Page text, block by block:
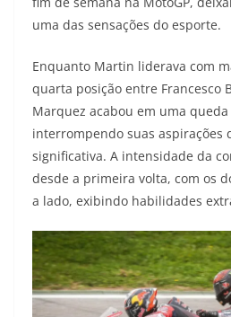
uma das sensações do esporte.
Enquanto Martin liderava com
quarta posição entre Francesco
Marquez acabou em uma
interrompendo suas aspirações
significativa. A intensidade da
desde a primeira volta, com os
a lado, exibindo habilidades